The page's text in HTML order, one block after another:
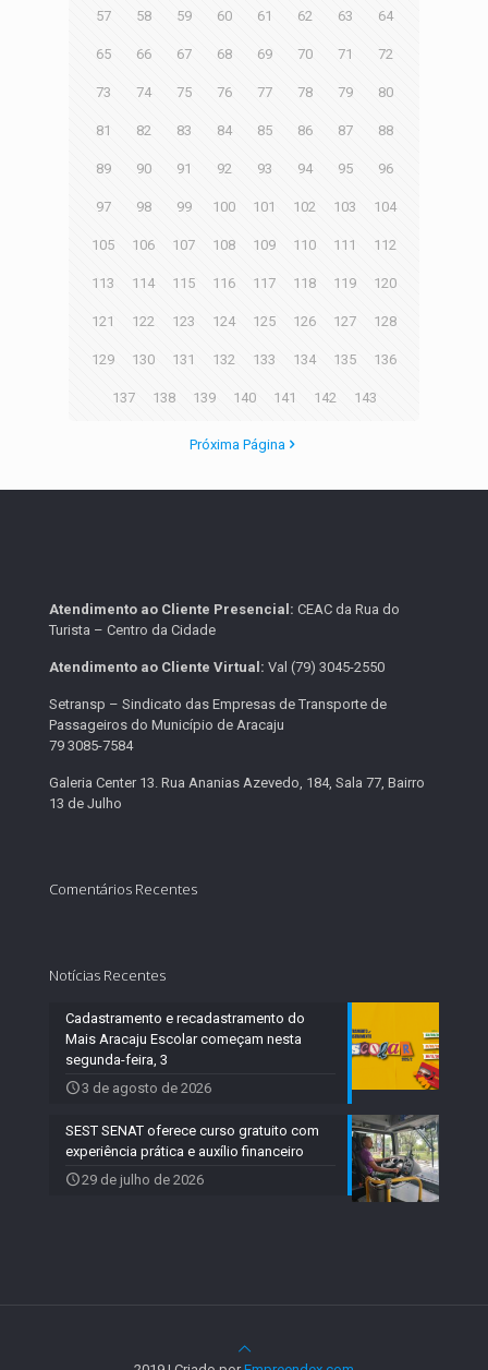
57 58 59 60 61 62 63 64
65 66 67 68 69 70 71 72
73 74 75 76 77 78 79 80
81 82 83 84 85 86 87 88
89 90 91 92 93 94 95 96
97 98 99 100 101 102 103 104
105 106 107 108 109 110 111 112
113 114 115 116 117 118 119 120
121 122 123 124 125 126 127 128
129 130 131 132 133 134 135 136
137 138 139 140 141 142 143
Próxima Página
Atendimento ao Cliente Presencial: CEAC da Rua do
Turista – Centro da Cidade
Atendimento ao Cliente Virtual: Val (79) 3045-2550
Setransp – Sindicato das Empresas de Transporte de
Passageiros do Município de Aracaju
79 3085-7584
Galeria Center 13. Rua Ananias Azevedo, 184, Sala 77, Bairro
13 de Julho
Comentários Recentes
Notícias Recentes
Cadastramento e recadastramento do
Mais Aracaju Escolar começam nesta
segunda-feira, 3
3 de agosto de 2026
SEST SENAT oferece curso gratuito com
experiência prática e auxílio financeiro
29 de julho de 2026